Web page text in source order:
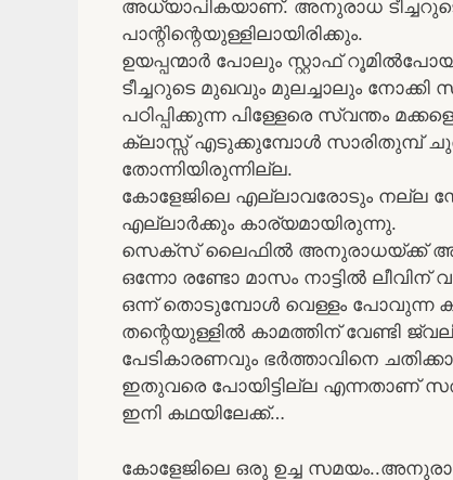
അധ്യാപികയാണ്. അനുരാധ
പാന്റിന്റെയുള്ളിലായിരിക്കും.
ഉയപ്പന്മാർ പോലും സ്റ്റാഫ്‌
ടീച്ചറുടെ മുഖവും മുലച്ചാലും നോക്കി
പഠിപ്പിക്കുന്ന പിള്ളേരെ സ്വന്തം
ക്ലാസ്സ്‌ എടുക്കുമ്പോൾ സാരിതുമ്പ്
തോന്നിയിരുന്നില്ല.
കോളേജിലെ എല്ലാവരോടും നല്ല
എല്ലാർക്കും കാര്യമായിരുന്നു.
സെക്സ് ലൈഫിൽ അനുരാധയ്ക്ക് അത്ര
ഒന്നോ രണ്ടോ മാസം നാട്ടിൽ
ഒന്ന് തൊടുമ്പോൾ വെള്ളം പോവുന്ന
തന്റെയുള്ളിൽ കാമത്തിന് വേണ്ടി
പേടികാരണവും ഭർത്താവിനെ
ഇതുവരെ പോയിട്ടില്ല എന്നതാണ്
ഇനി കഥയിലേക്ക്…
കോളേജിലെ ഒരു ഉച്ച